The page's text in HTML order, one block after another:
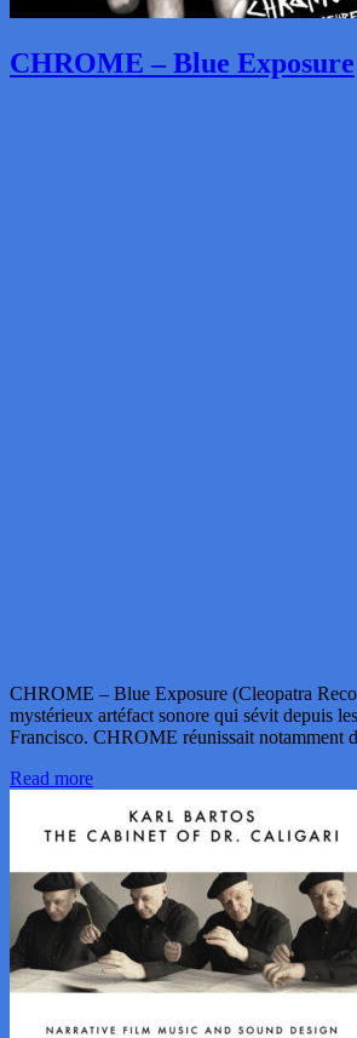
CHROME – Blue Exposure
CHROME – Blue Exposure (Cleopatra
mystérieux artéfact sonore qui sévit depuis
Francisco. CHROME réunissait notamment
Read more